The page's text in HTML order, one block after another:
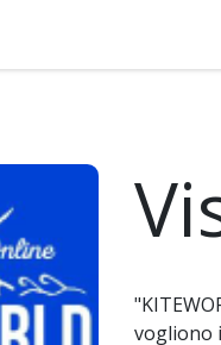
vogliono